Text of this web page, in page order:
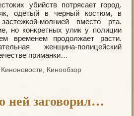
убийств потрясает город.
одетый в черный костюм, в
молнией вместо рта.
но конкретных улик у полиции
временем продолжает расти.
женщина-полицейский
приманки…
Киноновости, Кинообзор
ней заговорил…